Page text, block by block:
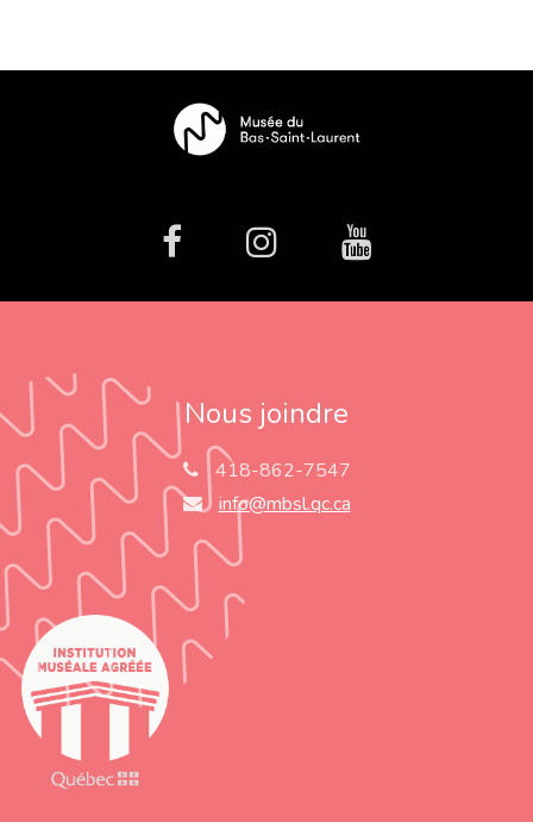
facebookInstagramYoutube
Nous joindre
418-862-7547
info@mbsl.qc.ca